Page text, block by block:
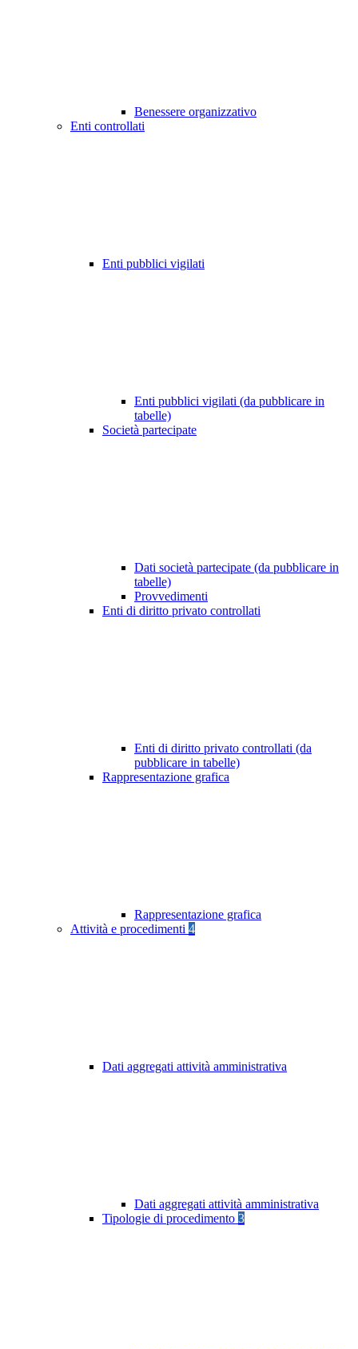
Benessere organizzativo
Enti controllati
Enti pubblici vigilati
Enti pubblici vigilati (da pubblicare in
tabelle)
Società partecipate
Dati società partecipate (da pubblicare in
tabelle)
Provvedimenti
Enti di diritto privato controllati
Enti di diritto privato controllati (da
pubblicare in tabelle)
Rappresentazione grafica
Rappresentazione grafica
Attività e procedimenti 4
Dati aggregati attività amministrativa
Dati aggregati attività amministrativa
Tipologie di procedimento 3